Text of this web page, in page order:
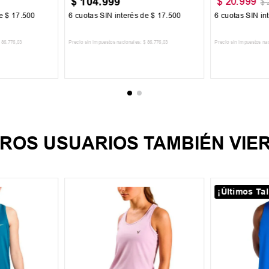
$ 17 .500
86.776 ,03
6 cuotas SIN interés de$ 17 500
Precio sin impuestos nacionales: $ 86.776 ,03
$
6 cuotas SIN
Precio sin impuestos
USUARIOS TAMBIÉN
¡Últimos